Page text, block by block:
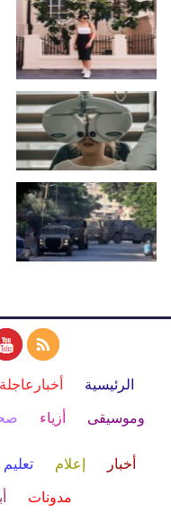
الرئيسية أخبارعاجلة
وموسيقى أزياء
أخبار إعلام تعليم
مدونات